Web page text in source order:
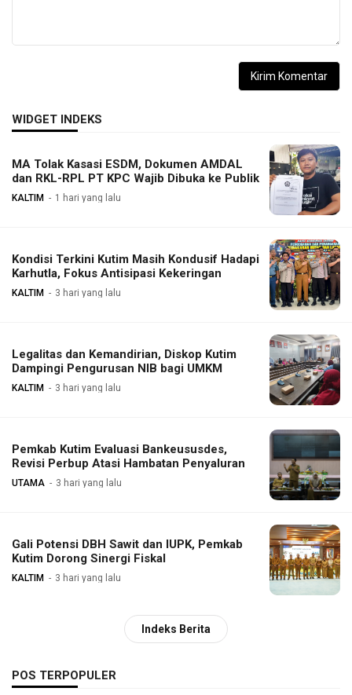
WIDGET INDEKS
MA Tolak Kasasi ESDM, Dokumen AMDAL
dan RKL-RPL PT KPC Wajib Dibuka ke Publik
KALTIM 1 hari yang lalu
Kondisi Terkini Kutim Masih Kondusif Hadapi
Karhutla, Fokus Antisipasi Kekeringan
KALTIM 3 hari yang lalu
Legalitas dan Kemandirian, Diskop Kutim
Dampingi Pengurusan NIB bagi UMKM
KALTIM 3 hari yang lalu
Pemkab Kutim Evaluasi Bankeususdes,
Revisi Perbup Atasi Hambatan Penyaluran
UTAMA 3 hari yang lalu
Gali Potensi DBH Sawit dan IUPK, Pemkab
Kutim Dorong Sinergi Fiskal
KALTIM 3 hari yang lalu
Indeks Berita
POS TERPOPULER